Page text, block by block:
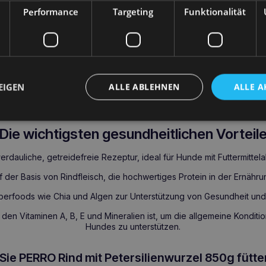
Petersilienwurzel
850g ist ein hochwertiges Nassfutter für
wurde. Es ist
sich hervorragend
für Hunde mit Futtermittelallergien
eignet.
angereichert, die sich positiv auf die Gesundheit Ihres
und Vitalität. Rindfleisch, das die Grundlage dieses Futters
reich an wertvollen Vitaminen und Mineralien wie Eisen,
zu einer idealen Wahl für körperlich aktive Hunde macht.
Die wichtigsten gesundheitlichen Vorteile
getreidefreie Rezeptur, ideal für Hunde mit
Basis von Rindfleisch, die hochwertiges Protein in der
wie Chia und Algen zur Unterstützung von Gesundheit und
Vitaminen A, B, E und Mineralien ist, um die allgemeine
Hundes zu unterstützen.
PERRO Rind mit Petersilienwurzel 850g
Performance Targeting Funktionalität
ALLE
ALLE ABLEHNEN